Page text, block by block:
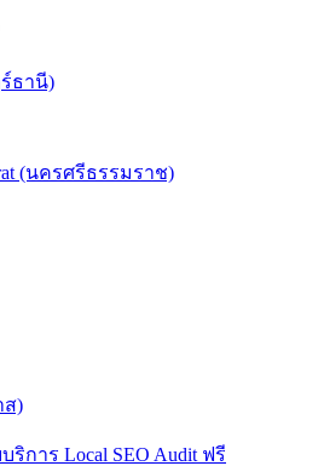
ร์ธานี)
(นครศรีธรรมราช)
ส)
ริการ Local SEO Audit ฟรี